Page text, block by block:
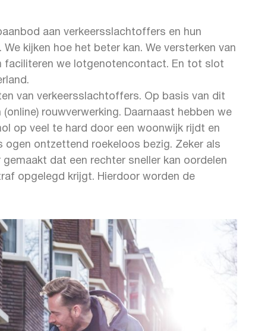
aan verkeersslachtoffers en hun
kijken hoe het beter kan. We versterken van
faciliteren we lotgenotencontact. En tot slot
van verkeersslachtoffers. Op basis van dit
rouwverwerking. Daarnaast hebben we
op veel te hard door een woonwijk rijdt en
ogen ontzettend roekeloos bezig. Zeker als
dat een rechter sneller kan oordelen
opgelegd krijgt. Hierdoor worden de